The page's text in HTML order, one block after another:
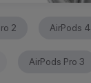
2 AirPods 4
AirPods Pro 3